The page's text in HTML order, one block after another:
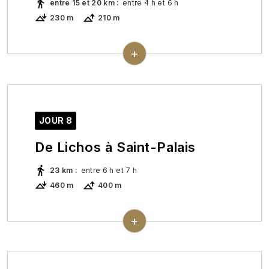
+
entre 15 et 20 km : entre 4 h et 6 h
230 m
210 m
des châteaux de Montgaston qui abrite le
musée de la figurine historique et de
+
JOUR 8
De Lichos à Saint-Palais
23 km : entre 6 h et 7 h
460 m
400 m
qui est reconnaissable par ses traditions
ancestrales et par son architecture